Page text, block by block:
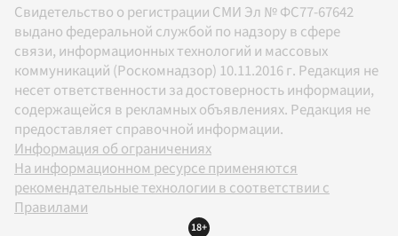
Свидетельство о регистрации СМИ Эл № ФС77-67642
выдано федеральной службой по надзору в сфере
связи, информационных технологий и массовых
коммуникаций (Роскомнадзор) 10.11.2016 г. Редакция не
несет ответственности за достоверность информации,
содержащейся в рекламных объявлениях. Редакция не
предоставляет справочной информации.
Информация об ограничениях
На информационном ресурсе применяются
рекомендательные технологии в соответствии с
Правилами
18+